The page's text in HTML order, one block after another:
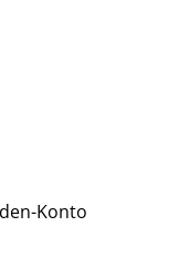
Konto